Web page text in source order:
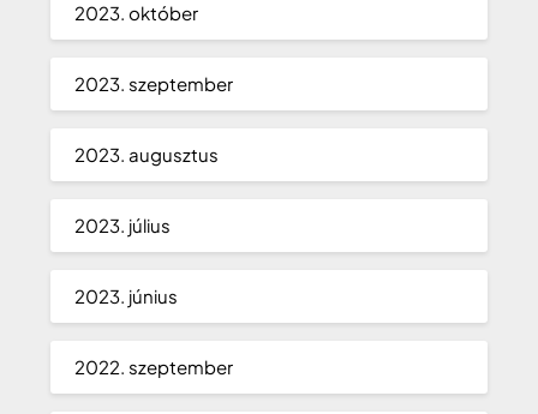
2023. október
2023. szeptember
2023. augusztus
2023. július
2023. június
2022. szeptember